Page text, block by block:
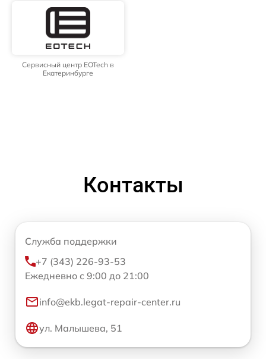
Сервисный центр EOTech в
Екатеринбурге
Контакты
Служба поддержки
+7 (343) 226-93-53
Ежедневно с 9:00 до 21:00
info@ekb.legat-repair-center.ru
ул. Малышева, 51